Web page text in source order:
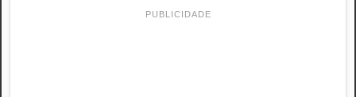
PUBLICIDADE